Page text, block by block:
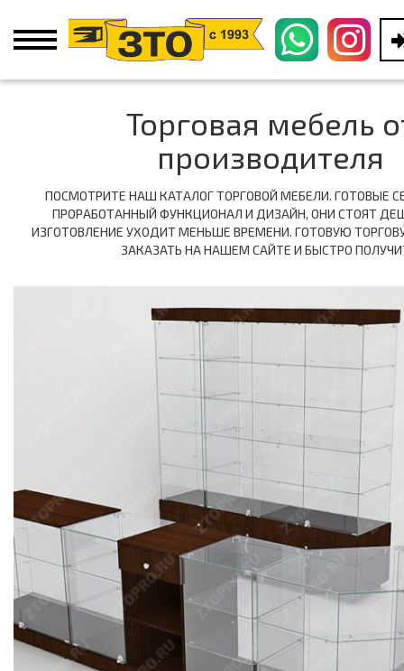
Торговая мебель
производителя
ПОСМОТРИТЕ НАШ КАТАЛОГ ТОРГОВОЙ МЕБЕЛИ. ГОТОВЫЕ
ПРОРАБОТАННЫЙ ФУНКЦИОНАЛ И ДИЗАЙН, ОНИ СТОЯТ
ИЗГОТОВЛЕНИЕ УХОДИТ МЕНЬШЕ ВРЕМЕНИ. ГОТОВУЮ
ЗАКАЗАТЬ НА НАШЕМ САЙТЕ И БЫСТРО